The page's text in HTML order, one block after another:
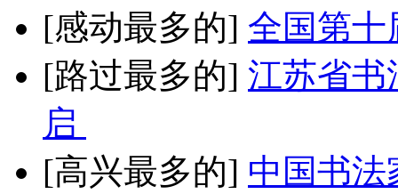
[感动最多的] 全国第十
[路过最多的] 江苏省书
启
[高兴最多的] 中国书法